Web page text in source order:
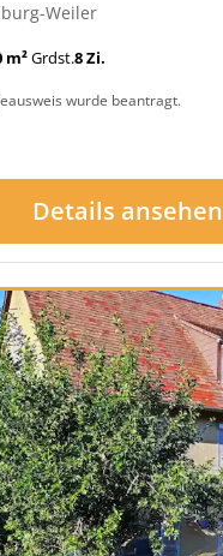
Weiler
m²Grdst.8 Zi.
wurde beantragt.
Details ansehen